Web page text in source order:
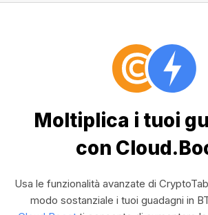
Moltiplica i tuoi
con
Usa le funzionalità avanzate di
modo sostanziale i tuoi guadagni in